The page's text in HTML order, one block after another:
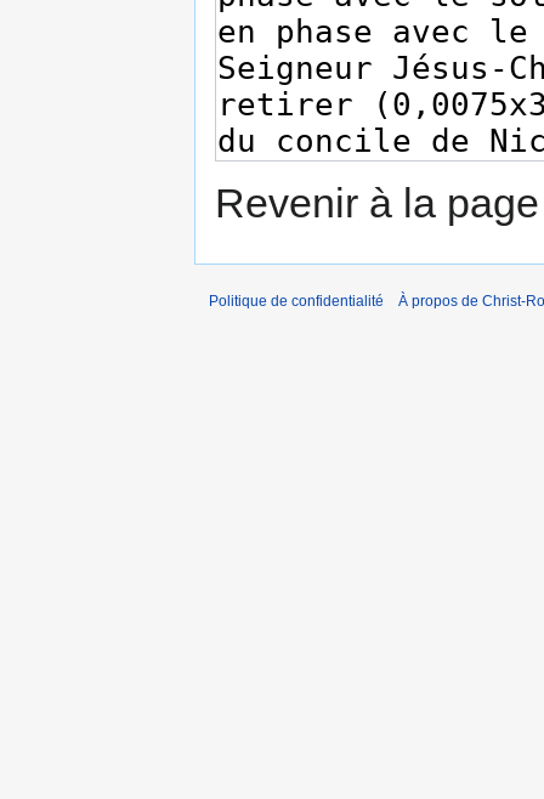
Revenir à la
Politique de confidentialité À propos de Christ-